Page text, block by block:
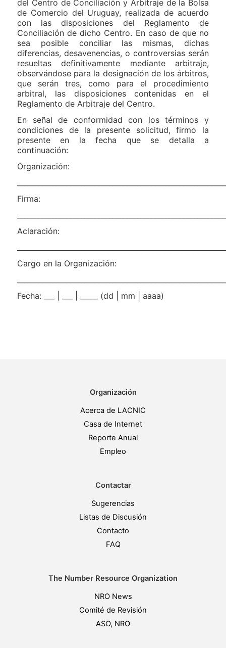
del Centro de Conciliación y Arbitraje de la Bolsa
de Comercio del Uruguay, realizada de acuerdo
con las disposiciones del Reglamento de
Conciliación de dicho Centro. En caso de que no
sea posible conciliar las mismas, dichas
diferencias, desavenencias, o controversias serán
resueltas definitivamente mediante arbitraje,
observándose para la designación de los árbitros,
que serán tres, como para el procedimiento
arbitral, las disposiciones contenidas en el
Reglamento de Arbitraje del Centro.
En señal de conformidad con los términos y
condiciones de la presente solicitud, firmo la
presente en la fecha que se detalla a
continuación:
Organización:
Firma:
Aclaración:
Cargo en la Organización:
Fecha: ___ | ___ | _____ (dd | mm | aaaa)
Organización
Acerca de LACNIC
Casa de Internet
Reporte Anual
Empleo
Contactar
Sugerencias
Listas de Discusión
Contacto
FAQ
The Number Resource Organization
NRO News
Comité de Revisión
ASO, NRO